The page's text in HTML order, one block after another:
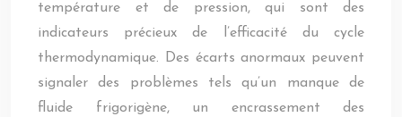
température et de pression, qui sont des
indicateurs précieux de l’efficacité du cycle
thermodynamique. Des écarts anormaux peuvent
signaler des problèmes tels qu’un manque de
fluide frigorigène, un encrassement des